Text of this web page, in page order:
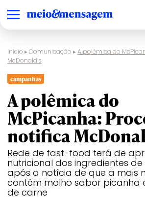
Início ▸Comunicação ▸A polêmica do
McDonald’s
campanhas
A polêmica do
McPicanha:
notifica
Rede de fast-food terá de
nutricional dos ingredientes
após a notícia de que a mais
contém molho sabor picanha
de carne